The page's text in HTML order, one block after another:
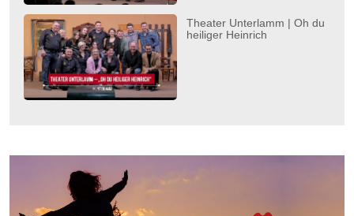
Theater Unterlamm | Oh du
heiliger Heinrich